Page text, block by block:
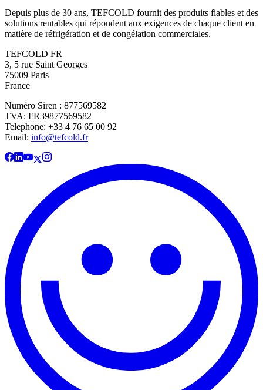
Depuis plus de 30 ans, TEFCOLD fournit des produits fiables et des
solutions rentables qui répondent aux exigences de chaque client en
matière de réfrigération et de congélation commerciales.
TEFCOLD FR
3, 5 rue Saint Georges
75009 Paris
France
Numéro Siren : 877569582
TVA: FR39877569582
Telephone: +33 4 76 65 00 92
Email: info@tefcold.fr